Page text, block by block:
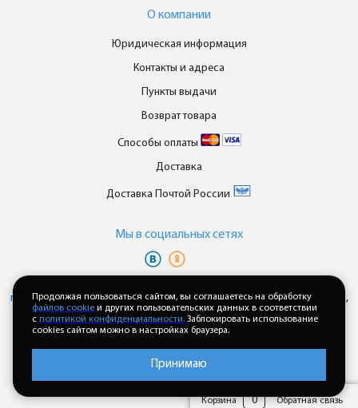
О компании
Юридическая информация
Контакты и адреса
Пункты выдачи
Возврат товара
Способы оплаты
Доставка
Доставка Почтой России
Мы в cоциальных сетях
персональных данныхипользовательского соглашениякаждый раз,
когда оставляете свои данные в любой форме обратной связи на
сайте enkor24.ru
Корзина 0 Обратная связь
Продолжая пользоваться сайтом, вы соглашаетесь на обработку
файлов cookie и других пользовательских данных в соответствии
с политикой конфиденциальности. Заблокировать использование
cookies сайтом можно в настройках браузера.
Принимаю